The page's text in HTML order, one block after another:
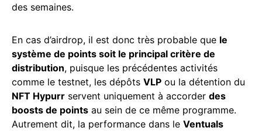
des semaines.
En cas d’airdrop, il est donc très probable que le
système de points soit le principal critère de
distribution, puisque les précédentes activités
comme le testnet, les dépôts VLP ou la détention du
NFT Hypurr servent uniquement à accorder des
boosts de points au sein de ce même programme.
Autrement dit, la performance dans le Ventuals